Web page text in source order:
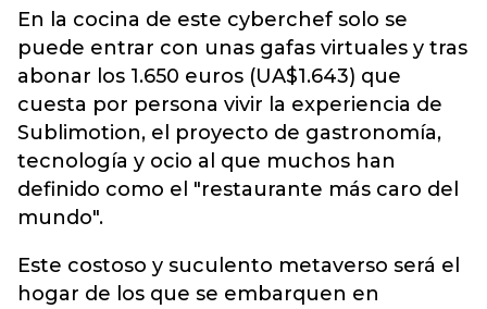
En la cocina de este cyberchef solo se
puede entrar con unas gafas virtuales y tras
abonar los 1.650 euros (UA$1.643) que
cuesta por persona vivir la experiencia de
Sublimotion, el proyecto de gastronomía,
tecnología y ocio al que muchos han
definido como el "restaurante más caro del
mundo".
Este costoso y suculento metaverso será el
hogar de los que se embarquen en